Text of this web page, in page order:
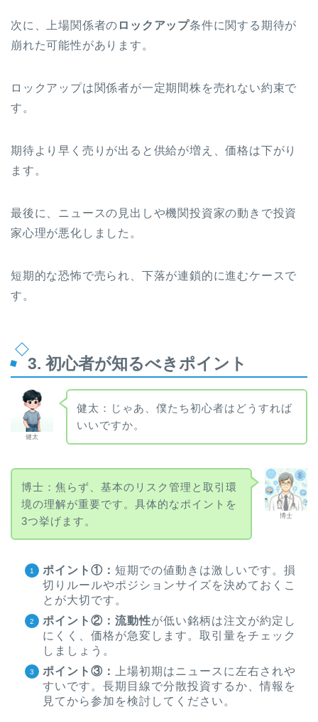
次に、上場関係者の ロックアップ条件に関する期待が
崩れた可能性があります。
ロックアップは関係者が一定期間株を売れない約束で
す。
期待より早く売りが出ると供給が増え、価格は下がり
ます。
最後に、ニュースの見出しや機関投資家の動きで投資
家心理が悪化しました。
短期的な恐怖で売られ、下落が連鎖的に進むケースで
す。
3. 初心者が知るべきポイント
健太
健太：じゃあ、僕たち初心者はどうすれば
いいですか。
博士
博士：焦らず、基本のリスク管理と取引環
境の理解が重要です。具体的なポイントを
3つ挙げます。
ポイント①： 短期での値動きは激しいです。損
切りルールやポジションサイズを決めておくこ
とが大切です。
ポイント②： 流動性が低い銘柄は注文が約定し
にくく、価格が急変します。取引量をチェック
しましょう。
ポイント③：
上場初期はニュースに左右されや
すいです。長期目線で分散投資するか、情報を
見てから参加を検討してください。